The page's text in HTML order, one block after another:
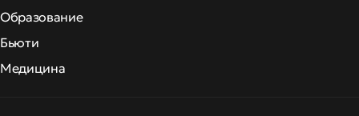
Образование
Бьюти
Медицина